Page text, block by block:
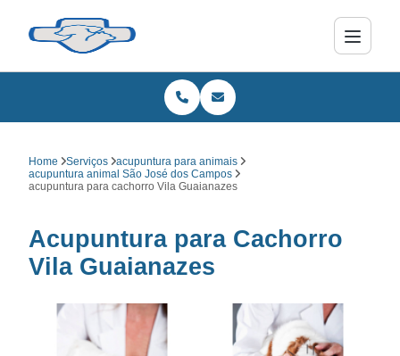
Home Serviços
acupuntura para animais
acupuntura animal São José dos Campos
acupuntura para cachorro Vila Guaianazes
Acupuntura para Cachorro
Vila Guaianazes